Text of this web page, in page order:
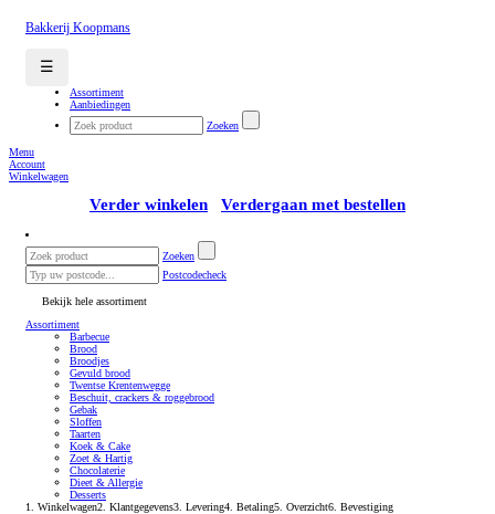
Bakkerij Koopmans
☰
Assortiment
Aanbiedingen
Zoeken
Menu
Account
Winkelwagen
Verder winkelen Verdergaan met bestellen
Zoeken
Postcodecheck
Bekijk hele assortiment
Assortiment
Barbecue
Brood
Broodjes
Gevuld brood
Twentse Krentenwegge
Beschuit, crackers & roggebrood
Gebak
Sloffen
Taarten
Koek & Cake
Zoet & Hartig
Chocolaterie
Dieet & Allergie
Desserts
1. Winkelwagen2. Klantgegevens3. Levering4. Betaling5. Overzicht6. Bevestiging